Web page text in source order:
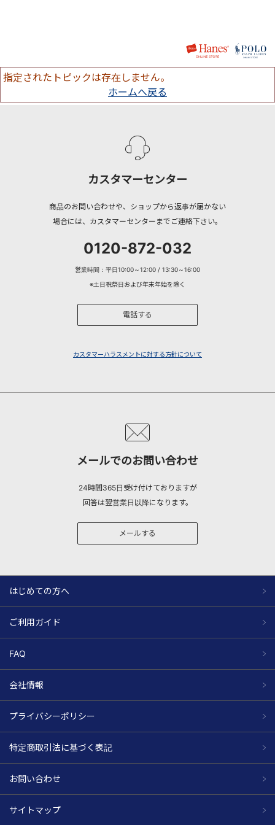
指定されたトピックは存在しません。
ホームへ戻る
カスタマーセンター
商品のお問い合わせや、ショップから返事が届かない
場合には、カスタマーセンターまでご連絡下さい。
0120-872-032
営業時間：平日10:00～12:00 / 13:30～16:00
※土日祝祭日および年末年始を除く
電話する
カスタマーハラスメントに対する方針について
メールでのお問い合わせ
24時間365日受け付けておりますが
回答は翌営業日以降になります。
メールする
はじめての方へ
ご利用ガイド
FAQ
会社情報
プライバシーポリシー
特定商取引法に基づく表記
お問い合わせ
サイトマップ